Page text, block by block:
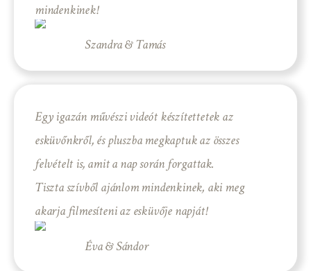
mindenkinek!
Szandra & Tamás
Egy igazán művészi videót készítettetek az
esküvőnkről, és pluszba megkaptuk az összes
felvételt is, amit a nap során forgattak.
Tiszta szívből ajánlom mindenkinek, aki meg
akarja filmesíteni az esküvője napját!
Éva & Sándor